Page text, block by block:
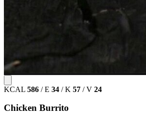
KCAL 586 / E 34 / K 57 / V 24
Chicken Burrito